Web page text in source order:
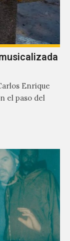
Enrique
el paso del